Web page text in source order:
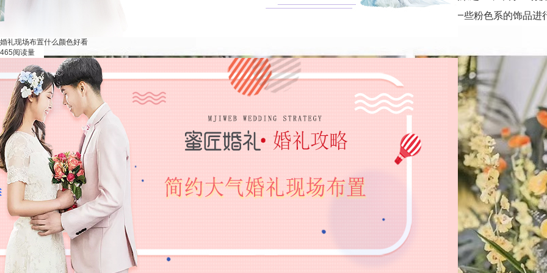
相知，相爱。可以将婚礼现场摆放一些樱花树，在新人入场时找人撒一些花瓣，现场还可以摆放一些粉色系的饰品进
婚礼现场布置什么颜色好看
465阅读量